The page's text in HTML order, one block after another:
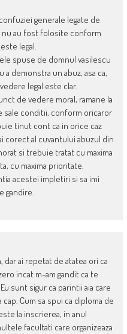
generale legate de
nu au fost folosite conform
legal.
spuse de domnul vasilescu
demonstra un abuz, asa ca,
legal este clar.
de vedere moral, ramane la
sale conditii, conform oricaror
tinut cont ca in orice caz
corect al cuvantului abuzul din
si trebuie tratat cu maxima
cu maxima prioritate.
acestei impletiri si sa imi
gandire.
dar ai repetat de atatea ori ca
incat m-am gandit ca te
sunt sigur ca parintii aia care
Cum sa spui ca diploma de
la inscrierea, in anul
facultati care organizeaza